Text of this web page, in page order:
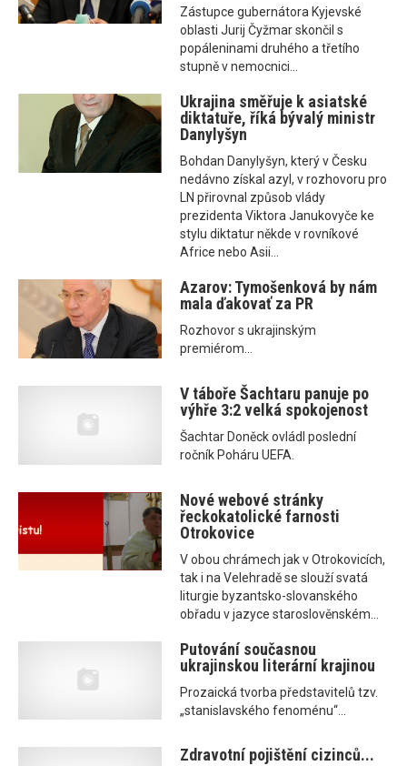
Zástupce gubernátora Kyjevské
oblasti Jurij Čyžmar skončil s
popáleninami druhého a třetího
stupně v nemocnici...
Ukrajina směřuje k asiatské
diktatuře, říká bývalý ministr
Danylyšyn
Bohdan Danylyšyn, který v Česku
nedávno získal azyl, v rozhovoru pro
LN přirovnal způsob vlády
prezidenta Viktora Janukovyče ke
stylu diktatur někde v rovníkové
Africe nebo Asii...
Azarov: Tymošenková by nám
mala ďakovať za PR
Rozhovor s ukrajinským
premiérom...
V táboře Šachtaru panuje po
výhře 3:2 velká spokojenost
Šachtar Doněck ovládl poslední
ročník Poháru UEFA.
Nové webové stránky
řeckokatolické farnosti
Otrokovice
V obou chrámech jak v Otrokovicích,
tak i na Velehradě se slouží svatá
liturgie byzantsko-slovanského
obřadu v jazyce staroslověnském...
Putování současnou
ukrajinskou literární krajinou
Prozaická tvorba představitelů tzv.
„stanislavského fenoménu“...
Zdravotní pojištění cizinců...